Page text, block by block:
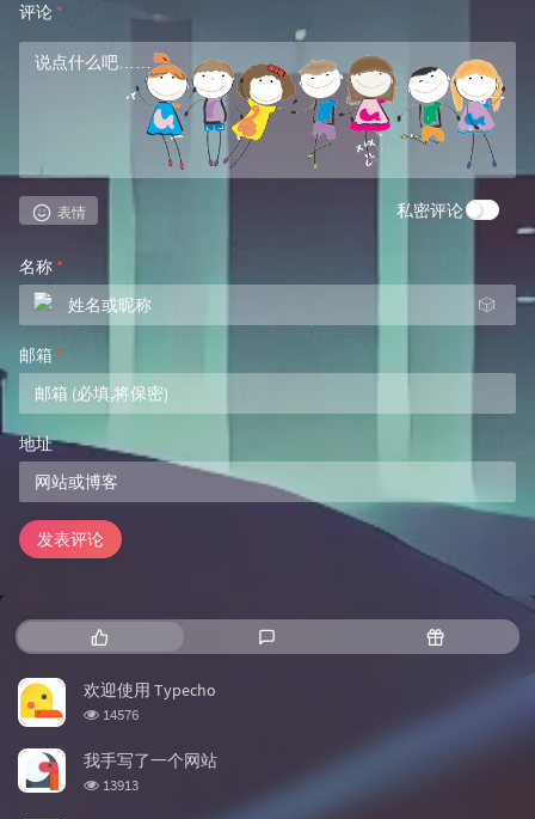
评论 *
表情 私密评论
名称 *
🎲
邮箱 *
地址
发表评论
热门文章 随机文章
欢迎使用 Typecho
浏览次数:
14576
我手写了一个网站
浏览次数:
13913